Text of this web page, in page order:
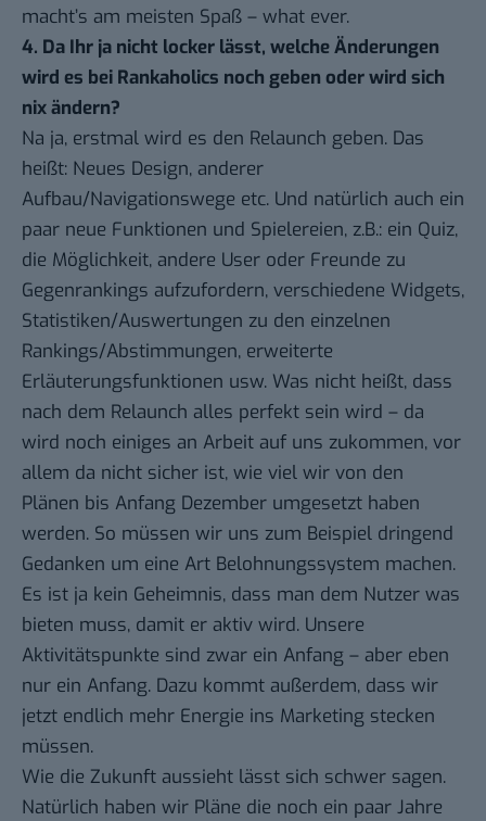
macht’s am meisten Spaß – what ever.
4. Da Ihr ja nicht locker lässt, welche Änderungen
wird es bei Rankaholics noch geben oder wird sich
nix ändern?
Na ja, erstmal wird es den Relaunch geben. Das
heißt: Neues Design, anderer
Aufbau/Navigationswege etc. Und natürlich auch ein
paar neue Funktionen und Spielereien, z.B.: ein Quiz,
die Möglichkeit, andere User oder Freunde zu
Gegenrankings aufzufordern, verschiedene Widgets,
Statistiken/Auswertungen zu den einzelnen
Rankings/Abstimmungen, erweiterte
Erläuterungsfunktionen usw. Was nicht heißt, dass
nach dem Relaunch alles perfekt sein wird – da
wird noch einiges an Arbeit auf uns zukommen, vor
allem da nicht sicher ist, wie viel wir von den
Plänen bis Anfang Dezember umgesetzt haben
werden. So müssen wir uns zum Beispiel dringend
Gedanken um eine Art Belohnungssystem machen.
Es ist ja kein Geheimnis, dass man dem Nutzer was
bieten muss, damit er aktiv wird. Unsere
Aktivitätspunkte sind zwar ein Anfang – aber eben
nur ein Anfang. Dazu kommt außerdem, dass wir
jetzt endlich mehr Energie ins Marketing stecken
müssen.
Wie die Zukunft aussieht lässt sich schwer sagen.
Natürlich haben wir Pläne die noch ein paar Jahre